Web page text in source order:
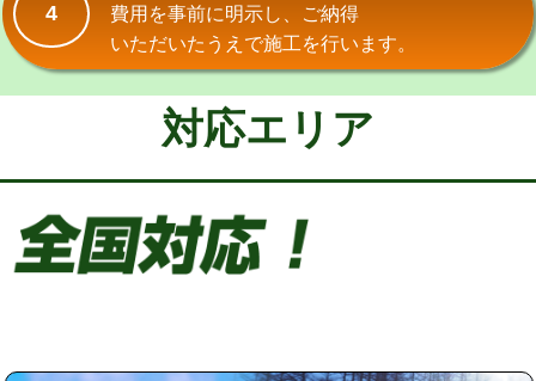
給水管工事※（支持金具設置) 5,500円
給水管工事※（保温材使用（バンド止
め込み）)
5,500円
給水管工事※（土の掘削・埋め戻し作
11,000円
給水管工事※（塩ビ管（VP・HI）使
用/3ｍまで)
給水管工事※（ライニング鋼管・銅
44,000円
4
費用を事前に明示し、ご納得
いただいたうえで施工を行います。
対応エリア